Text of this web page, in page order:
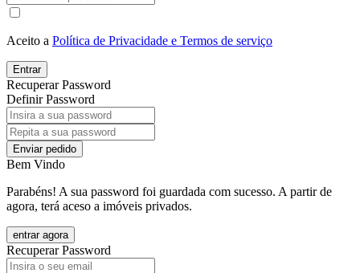
Aceito a Política de Privacidade e Termos de serviço
Entrar
Recuperar Password
Definir Password
Enviar pedido
Bem Vindo
Parabéns! A sua password foi guardada com sucesso. A partir de
agora, terá aceso a imóveis privados.
entrar agora
Recuperar Password